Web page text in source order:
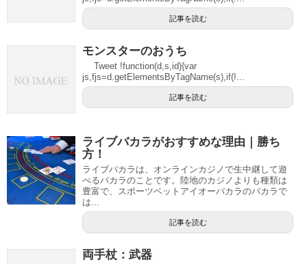
記事を読む
モンスターのおうち
Tweet !function(d,s,id){var
js,fjs=d.getElementsByTagName(s),if(!...
記事を読む
ライブバカラがおすすめな理由｜勝ち
方！
ライブバカラは、オンラインカジノで生中継して遊
べるバカラのことです。陸地のカジノよりも種類は
豊富で、スポーツベットアイオーバカラのバカラで
は...
記事を読む
両手杖：武器